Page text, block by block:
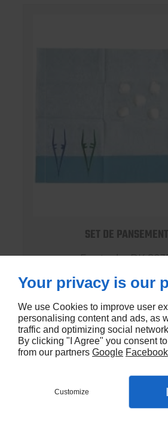
SET DE
En stock - DK-
€1,20
Your privacy is our
We use Cookies to improve user
personalising content and ads, as
traffic and optimizing social
By clicking "I Agree" you consent
from our partners Google Facebook
Customize